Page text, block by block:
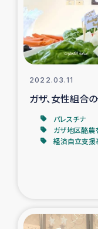
レ
レバノン
レバノンでの
海
2022.03.11
ガザ、女性組合
パレスチナ
ガザ地区酪農
経済自立支援